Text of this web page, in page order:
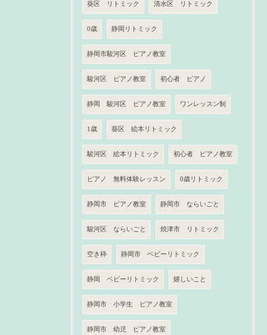
葵区 リトミック 清水区 リトミック
0歳 静岡リトミック
静岡市駿河区 ピアノ教室
駿河区 ピアノ教室 初心者 ピアノ
静岡 駿河区 ピアノ教室 ワンレッスン制
1歳 葵区 絵本リトミック
駿河区 絵本リトミック 初心者 ピアノ教室
ピアノ 無料体験レッスン 0歳リトミック
静岡市 ピアノ教室 静岡市 ならいごと
駿河区 ならいごと 焼津市 リトミック
空き枠 静岡市 ベビーリトミック
静岡 ベビーリトミック 嬉しいこと
静岡市 小学生 ピアノ教室
静岡市 幼児 ピアノ教室